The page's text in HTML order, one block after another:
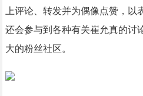
上评论、转发并为偶像点赞，
还会参与到各种有关崔允真的讨
大的粉丝社区。